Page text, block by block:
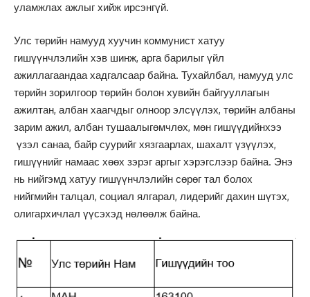
уламжлах ажлыг хийж ирсэнгүй.
Улс төрийн намууд хуучин коммунист хатуу
гишүүнчлэлийн хэв шинж, арга барилыг үйл
ажиллагаандаа хадгалсаар байна. Тухайлбал, намууд улс
төрийн зорилгоор төрийн болон хувийн байгууллагын
ажилтан, албан хаагчдыг олноор элсүүлэх, төрийн албаны
зарим ажил, албан тушаалыгөмчлөх, мөн гишүүдийнхээ
үзэл санаа, байр суурийг хязгаарлах, шахалт үзүүлэх,
гишүүнийг намаас хөөх зэрэг аргыг хэрэгслээр байна. Энэ
нь нийгэмд хатуу гишүүнчлэлийн сөрөг тал болох
нийгмийн талцал, социал ялгарал, лидерийг дахин шүтэх,
олигархичлал үүсэхэд нөлөөлж байна.